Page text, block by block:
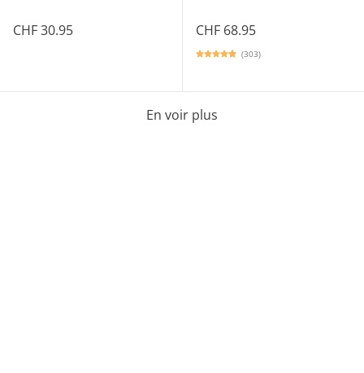
CHF 30.95 CHF 68.95
(303)
En voir plus